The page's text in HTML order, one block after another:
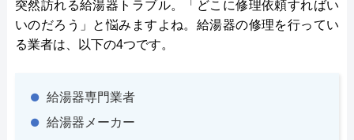
突然訪れる給湯器トラブル。「どこに修理依頼すればい
いのだろう」と悩みますよね。給湯器の修理を行ってい
る業者は、以下の4つです。
給湯器専門業者
給湯器メーカー